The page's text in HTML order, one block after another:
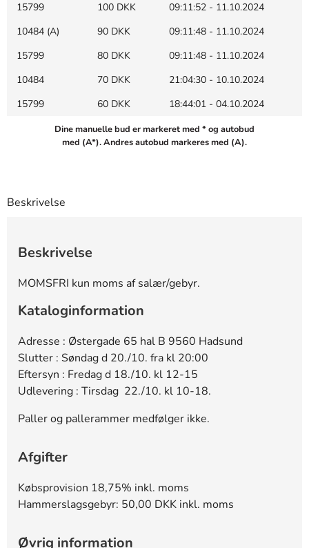
15799
100 DKK
09:11:52 - 11.10.2024
10484 (A)
90 DKK
09:11:48 - 11.10.2024
15799
80 DKK
09:11:48 - 11.10.2024
10484
70 DKK
21:04:30 - 10.10.2024
15799
60 DKK 18:44:01 - 04.10.2024
Dine manuelle bud er markeret med * og autobud
med (A*). Andres autobud markeres med (A).
Beskrivelse
Beskrivelse
MOMSFRI kun moms af salær/gebyr.
Kataloginformation
Adresse : Østergade 65 hal B 9560 Hadsund
Slutter : Søndag d 20./10. fra kl 20:00
Eftersyn : Fredag d 18./10. kl 12-15
Udlevering : Tirsdag 22./10. kl 10-18.
Paller og pallerammer medfølger ikke.
Afgifter
Købsprovision 18,75% inkl. moms
Hammerslagsgebyr: 50,00 DKK inkl. moms
Øvrig information